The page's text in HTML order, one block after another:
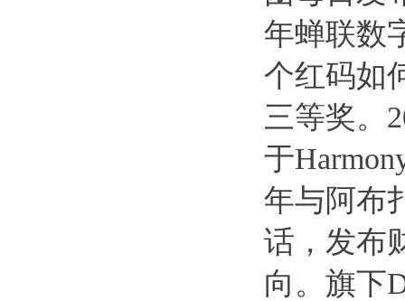
年蝉联数
个红码如
三等奖。
于
年与阿布
话，发布
向。旗下